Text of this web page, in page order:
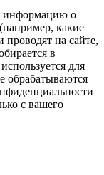
информацию о
какие
на сайте,
в
для
обрабатываются
с вашего